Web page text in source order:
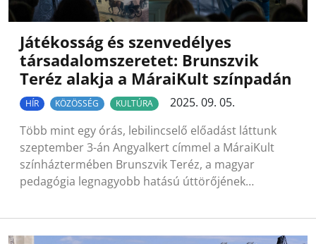
Játékosság és szenvedélyes
társadalomszeretet: Brunszvik
Teréz alakja a MáraiKult színpadán
HÍR KÖZÖSSÉG KULTÚRA
2025. 09. 05.
Több mint egy órás, lebilincselő előadást láttunk
szeptember 3-án Angyalkert címmel a MáraiKult
színháztermében Brunszvik Teréz, a magyar
pedagógia legnagyobb hatású úttörőjének…